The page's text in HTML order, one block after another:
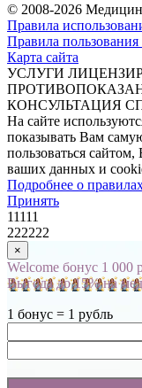
© 2008-2026
Правила
Правила пользования
Карта сайта
УСЛУГИ
КОНСУЛЬТАЦИЯ
На сайте
показывать Вам
пользоваться
ваших данных и
Подробнее о
Принять
11111
222222
×
Welcome бонус 1 000
Выгода до 15% на
1 бонус = 1 рубль